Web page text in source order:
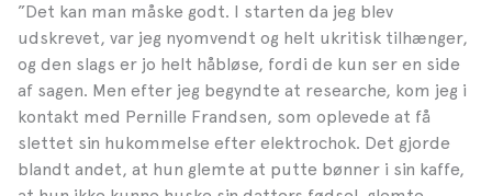
”Det kan man måske godt. I starten da jeg blev
udskrevet, var jeg nyomvendt og helt ukritisk tilhænger,
og den slags er jo helt håbløse, fordi de kun ser en side
af sagen. Men efter jeg begyndte at researche, kom jeg i
kontakt med Pernille Frandsen, som oplevede at få
slettet sin hukommelse efter elektrochok. Det gjorde
blandt andet, at hun glemte at putte bønner i sin kaffe,